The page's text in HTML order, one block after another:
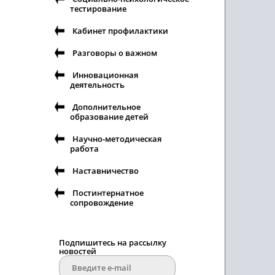
тестирование
Кабинет профилактики
Разговоры о важном
Инновационная
деятельность
Дополнительное
образование детей
Научно-методическая
работа
Наставничество
Постинтернатное
сопровождение
Подпишитесь на рассылку
новостей